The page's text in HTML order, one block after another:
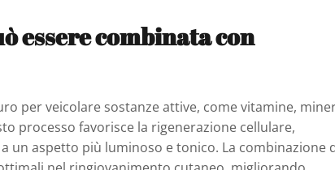
essere combinata con
per veicolare sostanze attive, come vitamine,
processo favorisce la rigenerazione cellulare,
un aspetto più luminoso e tonico. La combinazione